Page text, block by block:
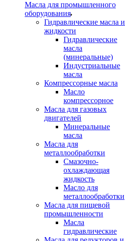
Масла для промышленного
оборудования
Гидравлические масла и
жидкости
Гидравлические
масла
(минеральные)
Индустриальные
масла
Компрессорные масла
Масло
компрессорное
Масла для газовых
двигателей
Минеральные
масла
Масла для
металлообработки
Смазочно-
охлаждающая
жидкость
Масло для
металлообработки
Масла для пищевой
промышленности
Масла
гидравлические